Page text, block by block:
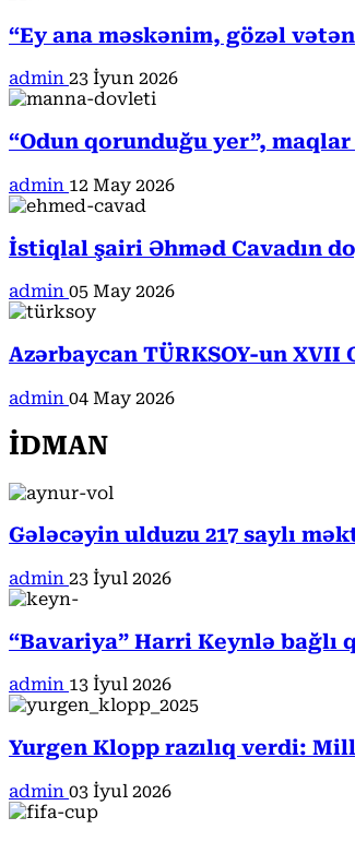
“Ey ana məskənim, gözəl
admin 23 İyun 2026
“Odun qorunduğu yer”,
admin 12 May 2026
İstiqlal şairi Əhməd Cavadın
admin 05 May 2026
Azərbaycan TÜRKSOY-un
admin 04 May 2026
İDMAN
Gələcəyin ulduzu 217 saylı
admin 23 İyul 2026
“Bavariya” Harri Keynlə bağlı
admin 13 İyul 2026
Yurgen Klopp razılıq verdi:
admin 03 İyul 2026